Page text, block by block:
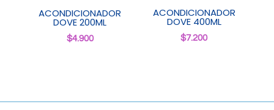
ACONDICIONADOR
DOVE 200ML
$4.900
ACONDICIONADOR
DOVE 400ML
$7.200